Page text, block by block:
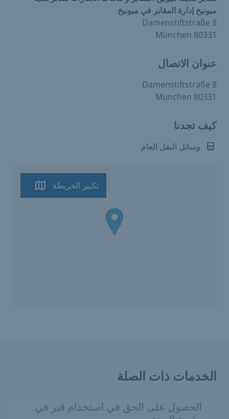
ميونيخ إدارة المقابر في ميونيخ
Damenstiftstraße 8
80331 München
عنوان الاتصال
Damenstiftstraße 8
80331 München
كيف تجدنا
وسائل النقل العام
تكبير الخريطة
الخدمات ذات الصلة
الحصول على الحق في استخدام قبر في